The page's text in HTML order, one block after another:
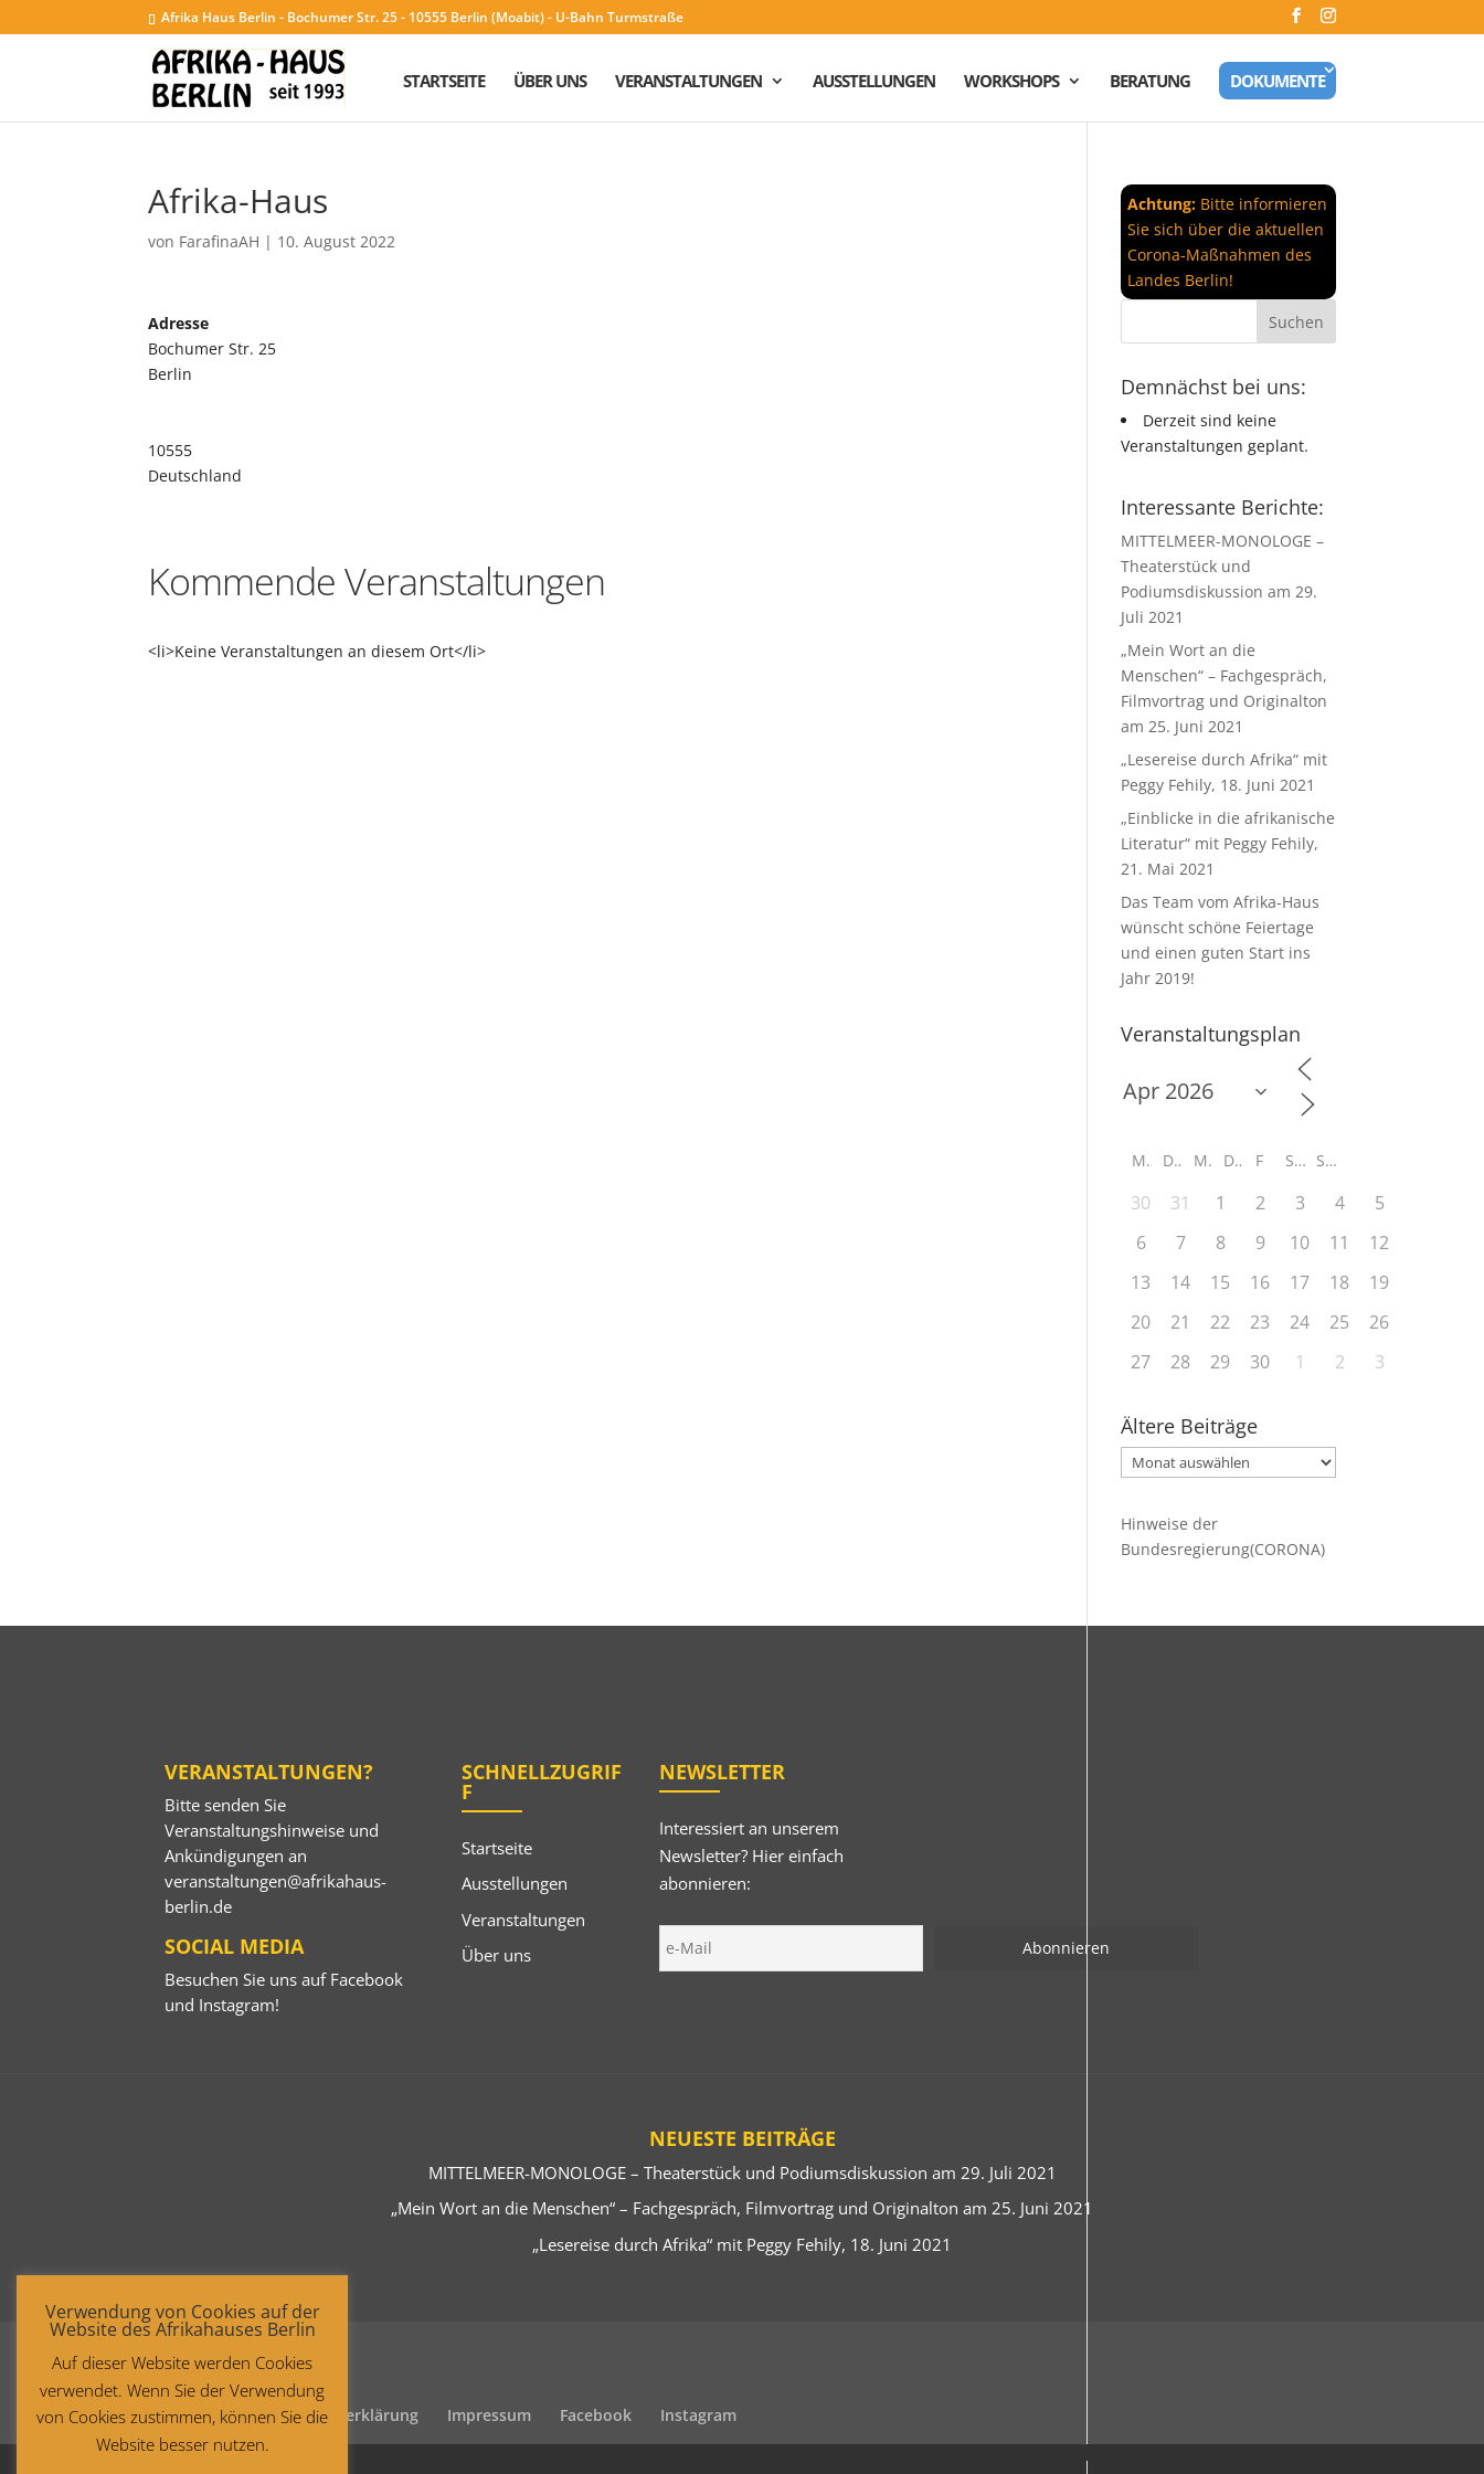
Afrika Haus Berlin - Bochumer Str. 25 - 10555 Berlin (Moabit) - U-Bahn Turmstraße
STARTSEITE ÜBER UNS VERANSTALTUNGEN AUSSTELLUNGEN WORKSHOPS BERATUNG DOKUMENTE
Afrika-Haus
von FarafinaAH | 10. August 2022
Adresse
Bochumer Str. 25
Berlin
10555
Deutschland
Kommende Veranstaltungen
<li>Keine Veranstaltungen an diesem Ort</li>
Achtung: Bitte informieren
Sie sich über die aktuellen
Corona-Maßnahmen des
Landes Berlin!
Demnächst bei uns:
Derzeit sind keine
Veranstaltungen geplant.
Interessante Berichte:
MITTELMEER-MONOLOGE –
Theaterstück und
Podiumsdiskussion am 29.
Juli 2021
„Mein Wort an die
Menschen“ – Fachgespräch,
Filmvortrag und Originalton
am 25. Juni 2021
„Lesereise durch Afrika“ mit
Peggy Fehily, 18. Juni 2021
„Einblicke in die afrikanische
Literatur“ mit Peggy Fehily,
21. Mai 2021
Das Team vom Afrika-Haus
wünscht schöne Feiertage
und einen guten Start ins
Jahr 2019!
Veranstaltungsplan
M D M D F S S
30 31 1 2 3 4
5
6
7 8 9 10 11
12
13
14 15 16 17 18
19
20
21 22 23 24 25
26
27
28 29 30 1 2 3
Ältere Beiträge
Ältere
Beiträge
Hinweise der
Bundesregierung(CORONA)
VERANSTALTUNGEN?
Bitte senden Sie
Veranstaltungshinweise und
Ankündigungen an
veranstaltungen@afrikahaus-
berlin.de
SOCIAL MEDIA
Besuchen Sie uns auf Facebook
und Instagram!
SCHNELLZUGRIF
F
Startseite
Ausstellungen
Veranstaltungen
Über uns
NEWSLETTER
Interessiert an unserem
Newsletter? Hier einfach
abonnieren:
NEUESTE BEITRÄGE
MITTELMEER-MONOLOGE – Theaterstück und Podiumsdiskussion am 29. Juli 2021
„Mein Wort an die Menschen“ – Fachgespräch, Filmvortrag und Originalton am 25. Juni 2021
„Lesereise durch Afrika“ mit Peggy Fehily, 18. Juni 2021
Startseite Datenschutzerklärung Impressum Facebook Instagram
Verwendung von Cookies auf der
Website des Afrikahauses Berlin
Auf dieser Website werden Cookies
verwendet. Wenn Sie der Verwendung
von Cookies zustimmen, können Sie die
Website besser nutzen.